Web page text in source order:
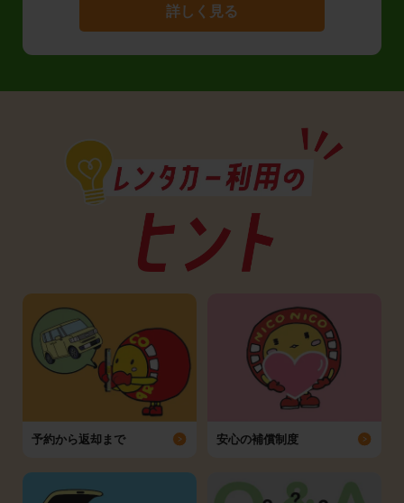
詳しく見る
予約から返却まで 安心の補償制度